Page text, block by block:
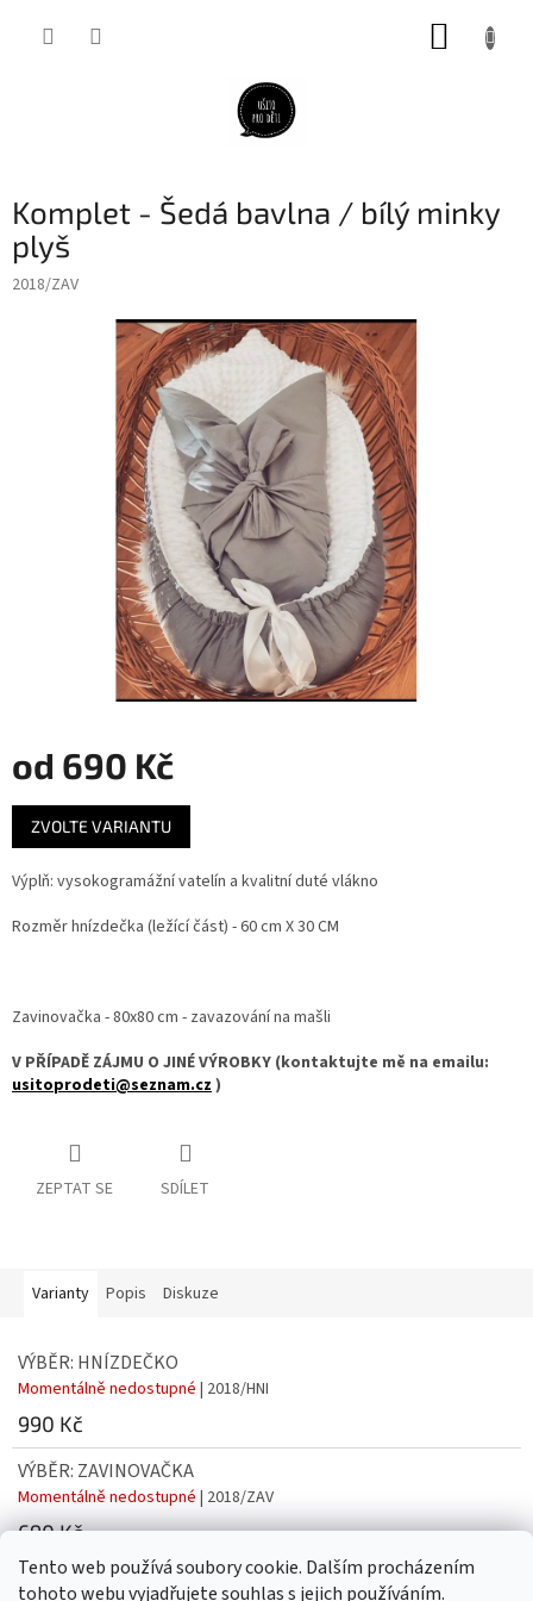
Tento web používá soubory cookie. Dalším procházením
tohoto webu vyjadřujete souhlas s jejich používáním.
Komplet - Šedá bavlna / bílý minky
plyš
2018/ZAV
od 690 Kč
Měrná
cena:
ZVOLTE VARIANTU
Výplň: vysokogramážní vatelín a kvalitní duté vlákno
Rozměr hnízdečka (ležící část) - 60 cm X 30 CM
Zavinovačka - 80x80 cm - zavazování na mašli
V PŘÍPADĚ ZÁJMU O JINÉ VÝROBKY (kontaktujte mě na emailu:
usitoprodeti@seznam.cz)
ZEPTAT SE SDÍLET
Varianty Popis Diskuze
VÝBĚR: HNÍZDEČKO
Momentálně nedostupné | 2018/HNI
990 Kč
VÝBĚR: ZAVINOVAČKA
Momentálně nedostupné | 2018/ZAV
690 Kč